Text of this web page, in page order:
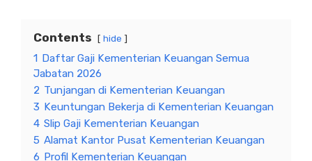
Contents hide
1 Daftar Gaji Kementerian Keuangan Semua
Jabatan 2026
2 Tunjangan di Kementerian Keuangan
3 Keuntungan Bekerja di Kementerian Keuangan
4 Slip Gaji Kementerian Keuangan
5 Alamat Kantor Pusat Kementerian Keuangan
6 Profil Kementerian Keuangan